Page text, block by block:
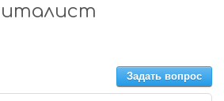
Задать вопрос